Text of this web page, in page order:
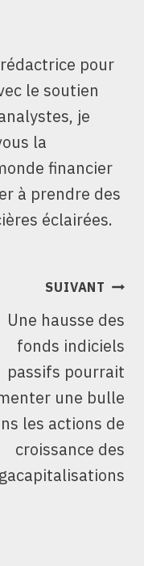
pour
le soutien
je
la
financier
à prendre des
éclairées.
SUIVANT
Une hausse des
fonds indiciels
passifs pourrait
une bulle
les actions de
croissance des